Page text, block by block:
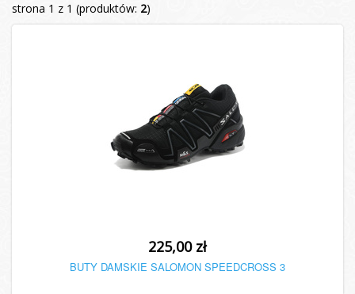
strona 1 z 1 (produktów: 2)
225,00 zł
BUTY DAMSKIE SALOMON SPEEDCROSS 3